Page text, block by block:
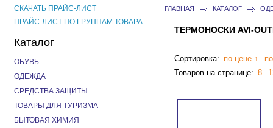
ГЛАВНАЯ КАТАЛОГ
ТЕРМОНОСКИ AVI-
Сортировка: по цене ↑
Товаров на странице: 8
СКАЧАТЬ ПРАЙС-ЛИСТ
ПРАЙС-ЛИСТ ПО ГРУППАМ ТОВАРА
Каталог
ОБУВЬ
ОДЕЖДА
СРЕДСТВА ЗАЩИТЫ
ТОВАРЫ ДЛЯ ТУРИЗМА
БЫТОВАЯ ХИМИЯ